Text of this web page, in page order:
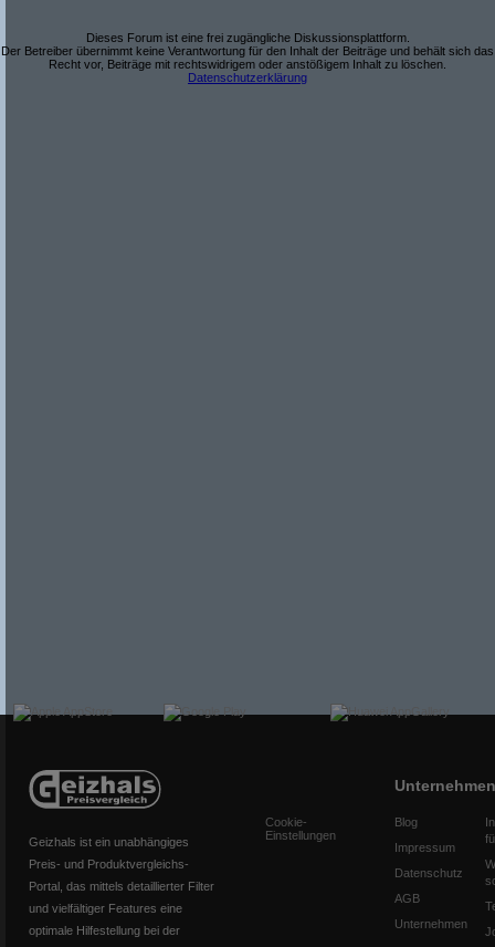
Dieses Forum ist eine frei zugängliche Diskussionsplattform.
Der Betreiber übernimmt keine Verantwortung für den Inhalt der Beiträge und behält sich das
Recht vor, Beiträge mit rechtswidrigem oder anstößigem Inhalt zu löschen.
Datenschutzerklärung
Geizhals ist ein unabhängiges
Preis- und Produktvergleichs-
Portal, das mittels detaillierter Filter
und vielfältiger Features eine
optimale Hilfestellung bei der
Cookie-
Einstellungen
Unternehmen
Blog
Impressum
Datenschutz
AGB
Unternehmen